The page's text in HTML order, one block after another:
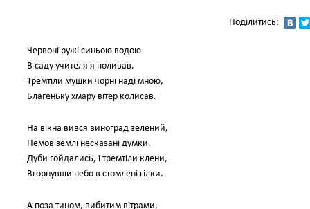
Поділитись:
Червоні ружі синьою водою
В саду учителя я поливав.
Тремтіли мушки чорні наді мною,
Благеньку хмару вітер колисав.
На вікна вився виноград зелений,
Немов землі несказані думки.
Дуби гойдались, і тремтіли клени,
Вгорнувши небо в стомлені гілки.
А поза тином, вибитим вітрами,